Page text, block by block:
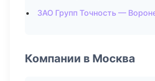
ЗАО Групп Точность —
Компании в Москва